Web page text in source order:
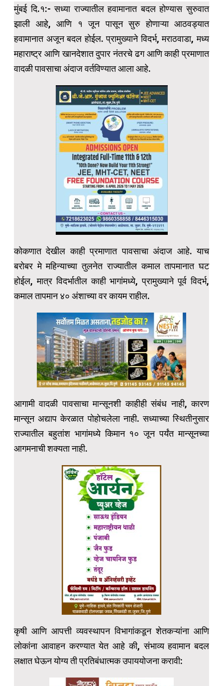
मुंबई दि.१:- सध्या राज्यातील हवामानात बदल होण्यास सुरुवात
झाली आहे, आणि १ जून पासून सुरु होणाऱ्या आठवड्यात
हवामानात अजून बदल होईल. प्रामुख्याने विदर्भ, मराठवाडा, मध्य
महाराष्ट्र आणि खानदेशात दुपार नंतरचे ढग आणि काही प्रमाणात
वादळी पावसाचा अंदाज वर्तविण्यात आला आहे.
कोकणात देखील काही प्रमाणात पावसाचा अंदाज आहे. याच
बरोबर मे महिन्याच्या तुलनेत राज्यातील कमाल तापमानात घट
होईल, मात्र विदर्भातील काही भागांमध्ये, प्रामुख्याने पूर्व विदर्भ,
कमाल तापमान ४० अंशाच्या वर कायम राहील.
आगामी वादळी पावसाचा मान्सूनशी काहीही संबंध नाही, कारण
मान्सून अद्याप केरळात पोहोचलेला नाही. सध्याच्या स्थितीनुसार
राज्यातील बहुतांश भागांमध्ये किमान १० जून पर्यंत मान्सूनच्या
आगमनाची शक्यता नाही.
कृषी आणि आपत्ती व्यवस्थापन विभागांकडून शेतकऱ्यांना आणि
लोकांना आवाहन करण्यात येत आहे की, संभाव्य हवामान बदल
लक्षात घेऊन योग्य ती प्रतिबंधात्मक उपाययोजना करावी: